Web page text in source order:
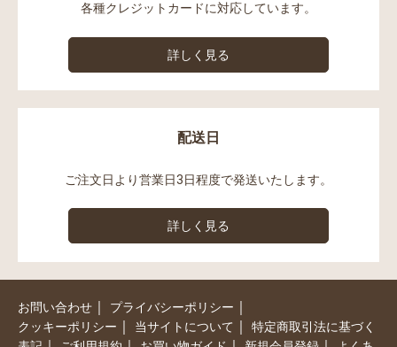
各種クレジットカードに対応しています。
詳しく見る
配送日
ご注文日より営業日3日程度で発送いたします。
詳しく見る
お問い合わせ ｜ プライバシーポリシー ｜
クッキーポリシー ｜ 当サイトについて ｜ 特定商取引法に基づく